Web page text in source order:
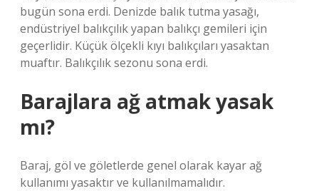
bugün sona erdi. Denizde balık tutma yasağı,
endüstriyel balıkçılık yapan balıkçı gemileri için
geçerlidir. Küçük ölçekli kıyı balıkçıları yasaktan
muaftır. Balıkçılık sezonu sona erdi.
Barajlara ağ atmak yasak
mı?
Baraj, göl ve göletlerde genel olarak kayar ağ
kullanımı yasaktır ve kullanılmamalıdır.